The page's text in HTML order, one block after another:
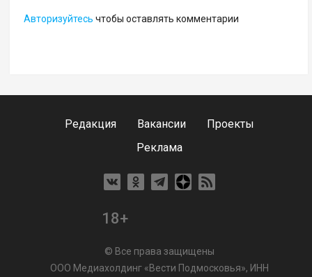
Авторизуйтесь чтобы оставлять комментарии
Редакция Вакансии
Проекты
Реклама
18+
© Все права защищены
ООО Медиахолдинг «Вести Подмосковья», ИНН